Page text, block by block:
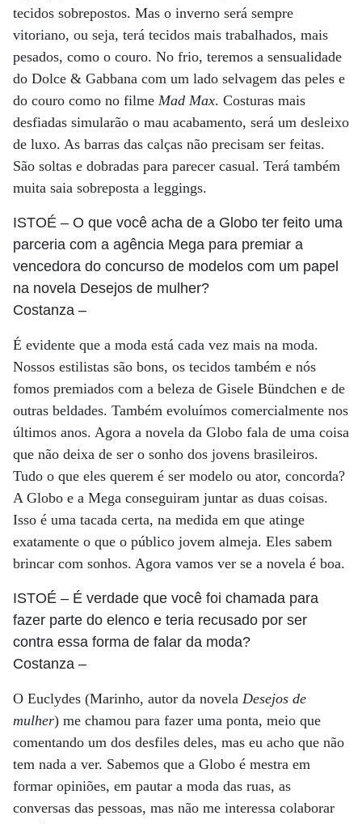
tecidos sobrepostos. Mas o inverno será sempre
vitoriano, ou seja, terá tecidos mais trabalhados, mais
pesados, como o couro. No frio, teremos a sensualidade
do Dolce & Gabbana com um lado selvagem das peles e
do couro como no filme Mad Max. Costuras mais
desfiadas simularão o mau acabamento, será um desleixo
de luxo. As barras das calças não precisam ser feitas.
São soltas e dobradas para parecer casual. Terá também
muita saia sobreposta a leggings.
ISTOÉ – O que você acha de a Globo ter feito uma
parceria com a agência Mega para premiar a
vencedora do concurso de modelos com um papel
na novela Desejos de mulher?
Costanza –
É evidente que a moda está cada vez mais na moda.
Nossos estilistas são bons, os tecidos também e nós
fomos premiados com a beleza de Gisele Bündchen e de
outras beldades. Também evoluímos comercialmente nos
últimos anos. Agora a novela da Globo fala de uma coisa
que não deixa de ser o sonho dos jovens brasileiros.
Tudo o que eles querem é ser modelo ou ator, concorda?
A Globo e a Mega conseguiram juntar as duas coisas.
Isso é uma tacada certa, na medida em que atinge
exatamente o que o público jovem almeja. Eles sabem
brincar com sonhos. Agora vamos ver se a novela é boa.
ISTOÉ – É verdade que você foi chamada para
fazer parte do elenco e teria recusado por ser
contra essa forma de falar da moda?
Costanza –
O Euclydes (Marinho, autor da novela Desejos de
mulher) me chamou para fazer uma ponta, meio que
comentando um dos desfiles deles, mas eu acho que não
tem nada a ver. Sabemos que a Globo é mestra em
formar opiniões, em pautar a moda das ruas, as
conversas das pessoas, mas não me interessa colaborar